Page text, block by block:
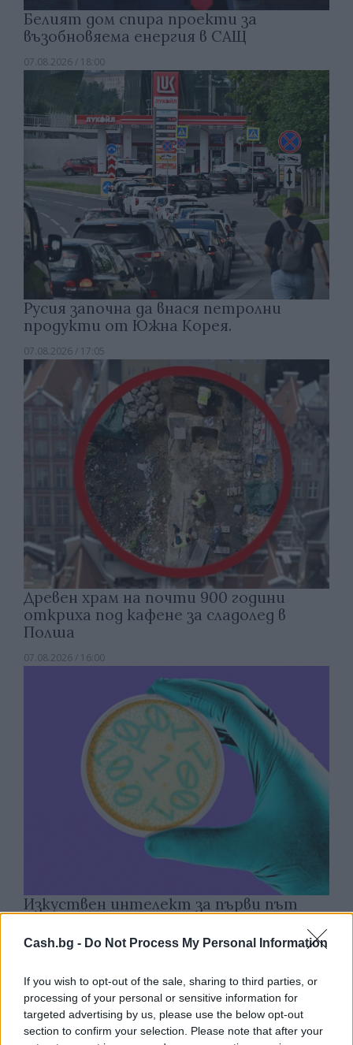
Cash.bg - Do Not Process My Personal Information
If you wish to opt-out of the sale, sharing to third parties, or
processing of your personal or sensitive information for
targeted advertising by us, please use the below opt-out
section to confirm your selection. Please note that after your
Белият дом спира проекти за
възобновяема енергия в САЩ
07.08.2026 / 18:00
Русия започна да внася петролни
продукти от Южна Корея.
07.08.2026 / 17:05
Древен храм на почти 900 години
откриха под кафене за сладолед в
Полша
07.08.2026 / 16:00
Изкуствен интелект за първи път
07.08.2026 / 15:30